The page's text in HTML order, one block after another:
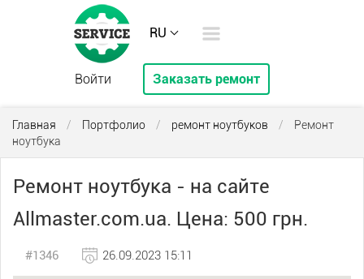
RU
Войти Заказать ремонт
Главная / Портфолио / ремонт ноутбуков /
Ремонт
ноутбука
Ремонт ноутбука - на сайте
Allmaster.com.ua. Цена: 500 грн.
#1346 26.09.2023 15:11